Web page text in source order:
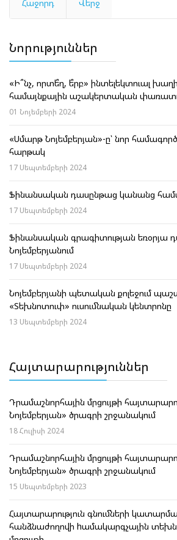
Հաջորդ Վերջ
Նորություններ
«Ի՞նչ, որտե՞ղ, ե՞րբ» ինտելեկտուալ
համայնքային աշակերտական
01 Նոյեմբերի 2024
«Սմարթ Նոյեմբերյան»-ը՝ նոր
հարթակ
17 Սեպտեմբերի 2024
Ֆինանսական դասընթաց կանանց
17 Սեպտեմբերի 2024
Ֆինանսական գրագիտության եռօրյա
Նոյեմբերյանում
17 Սեպտեմբերի 2024
Նոյեմբերյանի պետական քոլեջում
«Տեխնոտուփ» ուսումնական կենտրոնը
13 Սեպտեմբերի 2024
Հայտարարություններ
Դրամաշնորհային մրցույթի
Նոյեմբերյան» ծրագրի շրջանակում
18 Հուլիսի 2024
Դրամաշնորհային մրցույթի
Նոյեմբերյան» ծրագրի շրջանակում
15 Սեպտեմբերի 2023
Հայտարարություն գնումների
հանձնաժողովի hամակարգչային